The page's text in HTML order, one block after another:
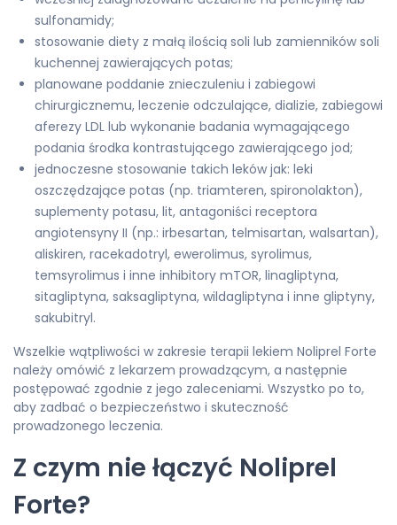
sulfonamidy;
stosowanie diety z małą ilością soli lub zamienników soli
kuchennej zawierających potas;
planowane poddanie znieczuleniu i zabiegowi
chirurgicznemu, leczenie odczulające, dializie, zabiegowi
aferezy LDL lub wykonanie badania wymagającego
podania środka kontrastującego zawierającego jod;
jednoczesne stosowanie takich leków jak: leki
oszczędzające potas (np. triamteren, spironolakton),
suplementy potasu, lit, antagoniści receptora
angiotensyny II (np.: irbesartan, telmisartan, walsartan),
aliskiren, racekadotryl, ewerolimus, syrolimus,
temsyrolimus i inne inhibitory mTOR, linagliptyna,
sitagliptyna, saksagliptyna, wildagliptyna i inne gliptyny,
sakubitryl.
Wszelkie wątpliwości w zakresie terapii lekiem Noliprel Forte
należy omówić z lekarzem prowadzącym, a następnie
postępować zgodnie z jego zaleceniami. Wszystko po to,
aby zadbać o bezpieczeństwo i skuteczność
prowadzonego leczenia.
Z czym nie łączyć Noliprel
Forte?